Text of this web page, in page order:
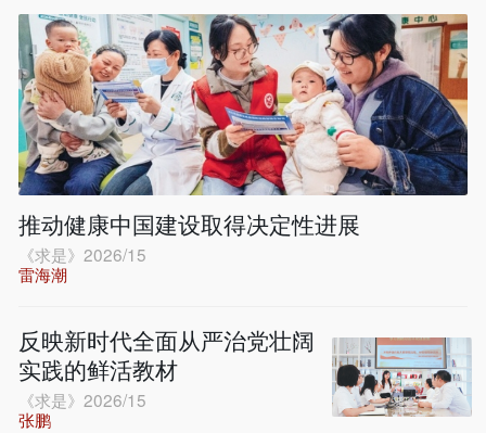
推动健康中国建设取得决定性进展
《求是》2026/15
雷海潮
反映新时代全面从严治党壮阔
实践的鲜活教材
《求是》2026/15
张鹏